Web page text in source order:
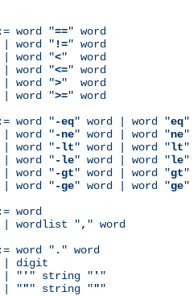
word "==" word
word "
!=" word
word "
<"  word
word "
<=" word
word "
>"  word
word "
>=" word
word "-eq" word | word "eq"
word "
-ne" word | word "ne"
word "
-lt" word | word "lt"
word "
-le" word | word "le"
word "
-gt" word | word "gt"
word "
-ge" word | word "ge"
word
wordlist "
, " word
word " . " word
digit
| "
' " string " ' "
| "
"" string """